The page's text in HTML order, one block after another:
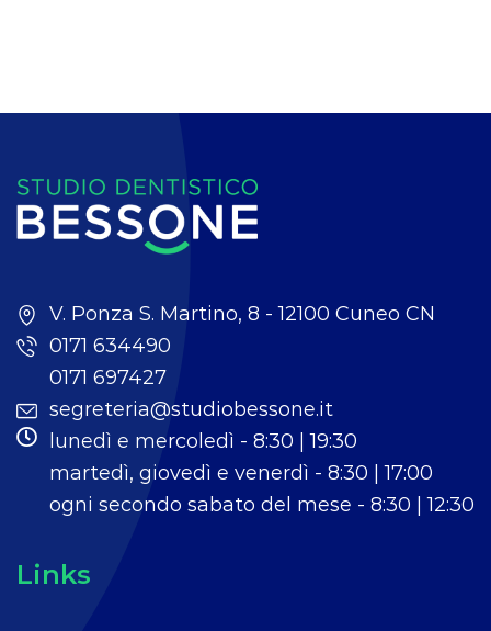
V. Ponza S. Martino, 8 - 12100 Cuneo CN
0171 634490
0171 697427
segreteria@studiobessone.it
lunedì e mercoledì - 8:30 | 19:30
martedì, giovedì e venerdì - 8:30 | 17:00
ogni secondo sabato del mese - 8:30 | 12:30
Links